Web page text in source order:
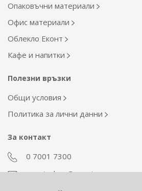
Опаковъчни материали
Офис материали
Облекло Еконт
Кафе и напитки
Полезни връзки
Общи условия
Политика за лични данни
За контакт
0 7001 7300
econt_shop@econt.com